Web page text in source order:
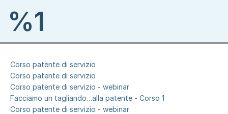
%1
Corso patente di servizio
Corso patente di servizio
Corso patente di servizio - webinar
Facciamo un tagliando…alla patente - Corso 1
Corso patente di servizio - webinar